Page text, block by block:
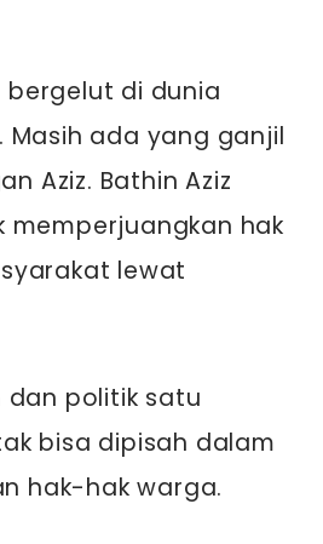
di dunia
Masih ada yang ganjil
Aziz. Bathin Aziz
memperjuangkan hak
lewat
dan politik satu
bisa dipisah dalam
hak-hak warga.